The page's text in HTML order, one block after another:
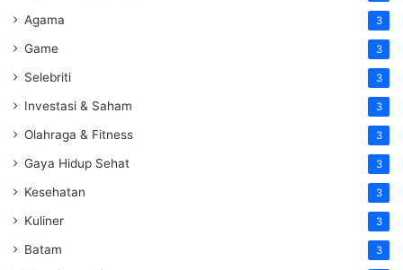
Agama 3
Game 3
Selebriti 3
Investasi & Saham 3
Olahraga & Fitness 3
Gaya Hidup Sehat 3
Kesehatan 3
Kuliner 3
Batam 3